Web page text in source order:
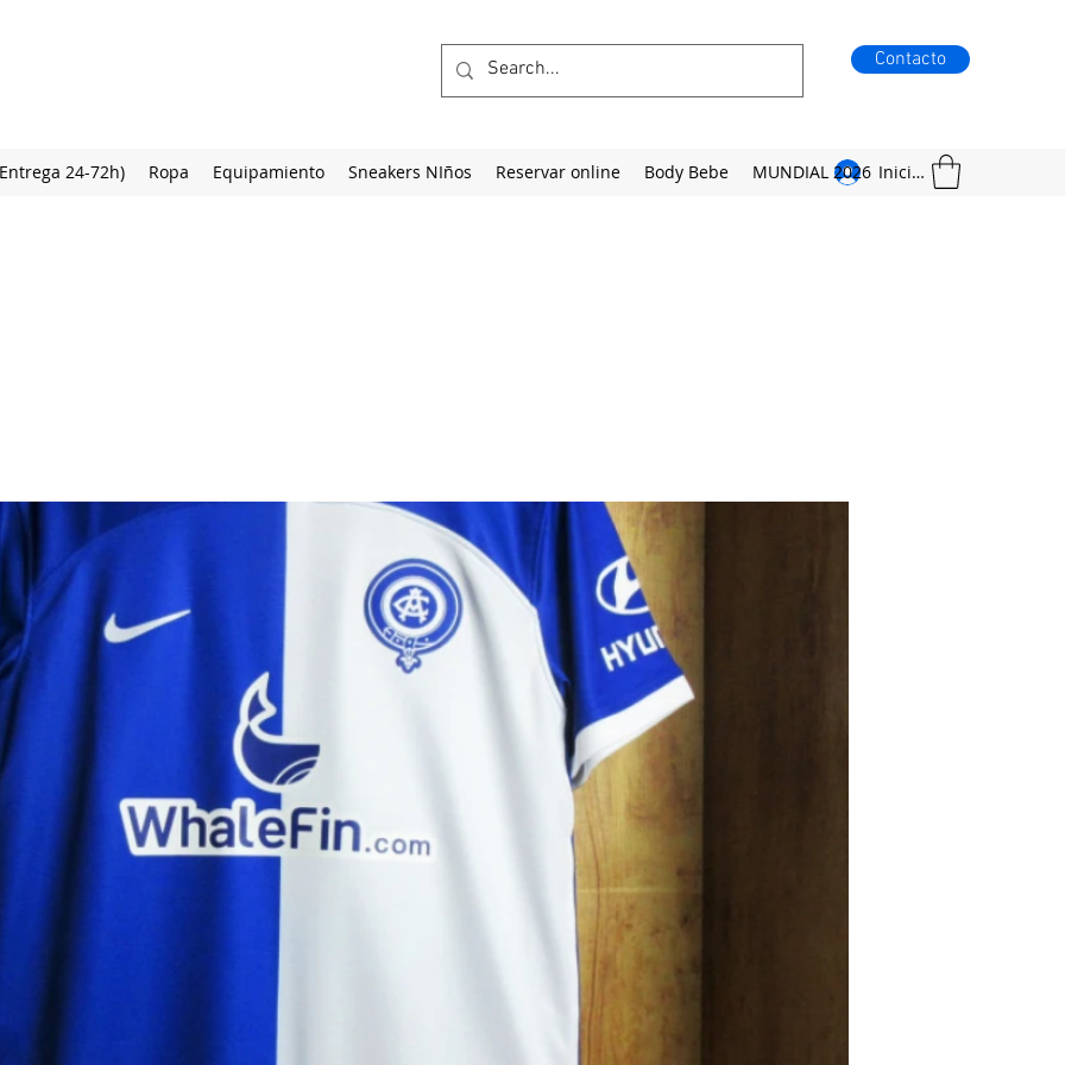
Contacto
Iniciar sesión
24-72h) Ropa Equipamiento Sneakers NIños Reservar online Body Bebe MUNDIAL 2026